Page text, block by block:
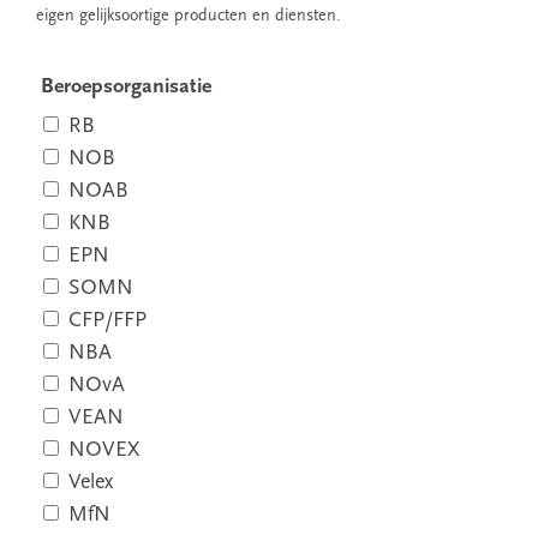
eigen gelijksoortige producten en diensten.
Beroepsorganisatie
RB
NOB
NOAB
KNB
EPN
SOMN
CFP/FFP
NBA
NOvA
VEAN
NOVEX
Velex
MfN